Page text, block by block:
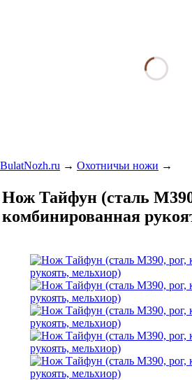
BulatNozh.ru → Охотничьи ножи →
Нож Тайфун (сталь
комбинированная